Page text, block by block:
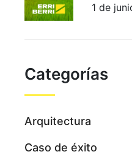
1 de
Categorías
Arquitectura
Caso de éxito